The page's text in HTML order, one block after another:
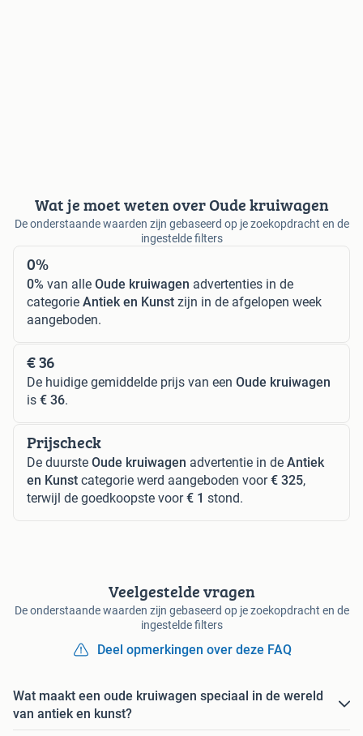
Wat je moet weten over Oude kruiwagen
De onderstaande waarden zijn gebaseerd op je zoekopdracht en de
ingestelde filters
0%
0% van alle Oude kruiwagen advertenties in de
categorie Antiek en Kunst zijn in de afgelopen week
aangeboden.
€ 36
De huidige gemiddelde prijs van een Oude kruiwagen
is € 36.
Prijscheck
De duurste Oude kruiwagen advertentie in de Antiek
en Kunst categorie werd aangeboden voor€ 325,
terwijl de goedkoopste voor€ 1 stond.
Veelgestelde vragen
De onderstaande waarden zijn gebaseerd op je zoekopdracht en de
ingestelde filters
Deel opmerkingen over deze FAQ
Wat maakt een oude kruiwagen speciaal in de wereld
van antiek en kunst?